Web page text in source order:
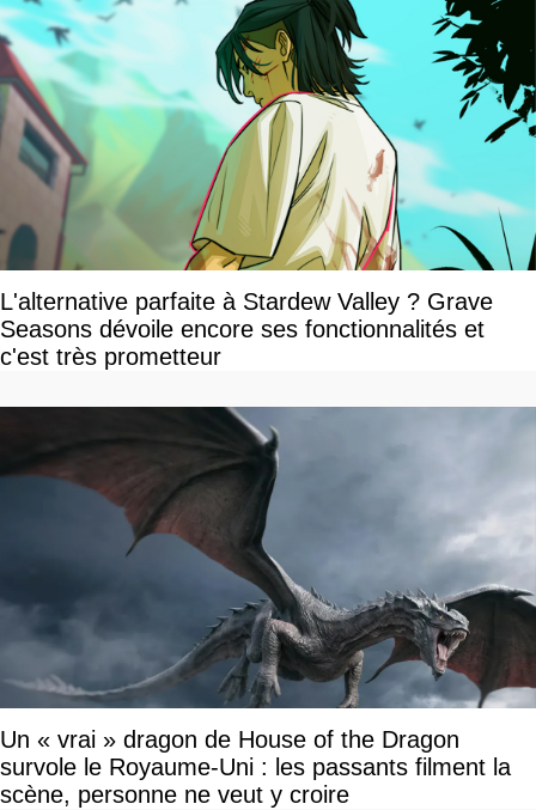
L'alternative parfaite à Stardew Valley ? Grave
Seasons dévoile encore ses fonctionnalités et
c'est très prometteur
Un « vrai » dragon de House of the Dragon
survole le Royaume-Uni : les passants filment la
scène, personne ne veut y croire